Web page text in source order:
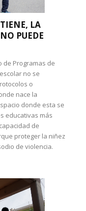
LA
PUEDE
de Programas de
no se
o
nace la
donde esta se
educativas más
de
proteger la niñez
de violencia.